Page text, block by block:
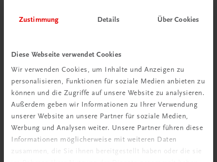
Zustimmung Details Über Cookies
Diese Webseite verwendet Cookies
Wir verwenden Cookies, um Inhalte und Anzeigen zu
personalisieren, Funktionen für soziale Medien anbieten zu
können und die Zugriffe auf unsere Website zu analysieren.
Außerdem geben wir Informationen zu Ihrer Verwendung
unserer Website an unsere Partner für soziale Medien,
Werbung und Analysen weiter. Unsere Partner führen diese
Informationen möglicherweise mit weiteren Daten
zusammen, die Sie ihnen bereitgestellt haben oder die sie
Schon entdeckt?
Ratgeber Schulpraxis
Mehr dazu